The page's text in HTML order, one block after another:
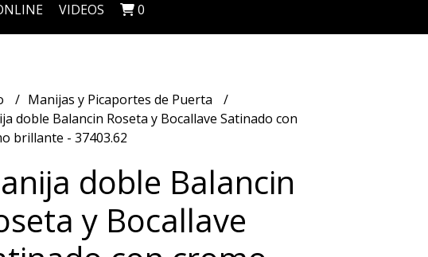
VIDEOS 0
Manijas y Picaportes de Puerta
doble Balancin Roseta y Bocallave Satinado con
brillante - 37403.62
doble Balancin
y Bocallave